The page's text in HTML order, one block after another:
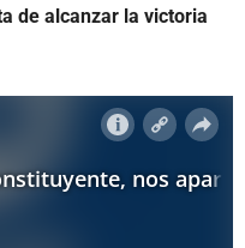
de alcanzar la victoria